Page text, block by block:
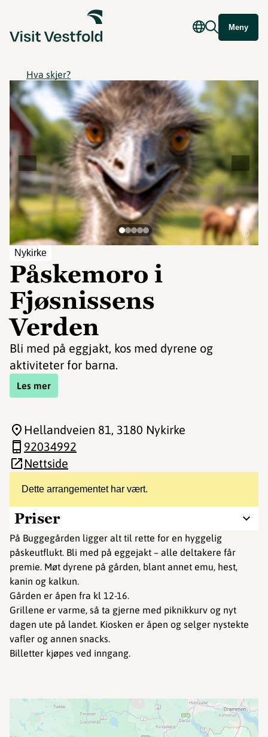
Meny
Hva skjer?
Nykirke
Påskemoro i
Fjøsnissens
Verden
Bli med på eggjakt, kos med dyrene og
aktiviteter for barna.
Les mer
©
Dette arrangementet har vært.
Priser
På Buggegården ligger alt til rette for en hyggelig
påskeutflukt. Bli med på eggejakt – alle deltakere får
premie. Møt dyrene på gården, blant annet emu, hest,
kanin og kalkun.
Gården er åpen fra kl 12-16.
Grillene er varme, så ta gjerne med piknikkurv og nyt
dagen ute på landet. Kiosken er åpen og selger nystekte
vafler og annen snacks.
Billetter kjøpes ved inngang.
Hellandveien 81, 3180 Nykirke
92034992
Nettside